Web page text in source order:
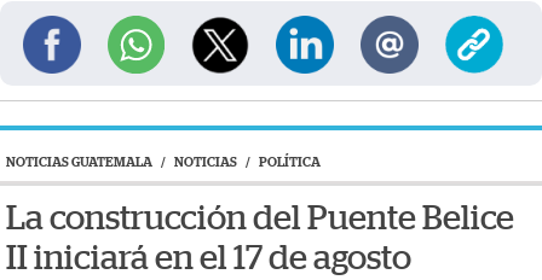
NOTICIAS GUATEMALA / NOTICIAS / POLÍTICA
La construcción del Puente Belice
II iniciará en el 17 de agosto